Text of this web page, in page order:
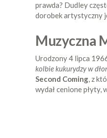
prawda? Dudley
dorobek artystyczny
Muzyczna
Urodzony 4 lipca
kolbie kukurydzy w
Second Coming, z
wydał cenione płyty,